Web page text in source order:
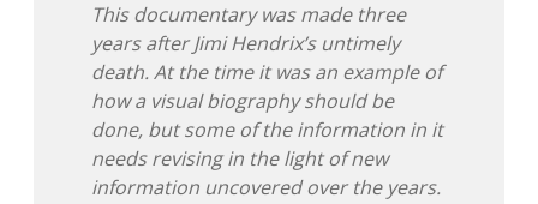
This documentary was made three
years after Jimi Hendrix’s untimely
death. At the time it was an example of
how a visual biography should be
done, but some of the information in it
needs revising in the light of new
information uncovered over the years.